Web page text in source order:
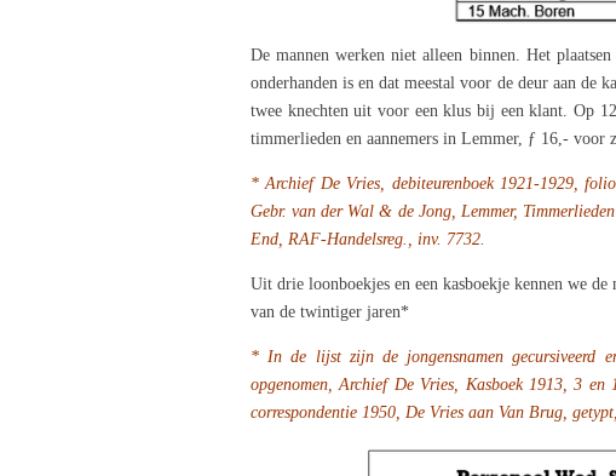
De mannen werken niet alleen binnen. Het
onderhanden is en dat meestal voor de deur aan de
twee knechten uit voor een klus bij een klant. Op
timmerlieden en aannemers in Lemmer, ƒ 16,- voor
* Archief De Vries, debiteurenboek 1921-1929,
Gebr. van der Wal & de Jong, Lemmer, Timmerlieden
End, RAF-Handelsreg., inv. 7732.
Uit drie loonboekjes en een kasboekje kennen we
van de twintiger jaren*
* In de lijst zijn de jongensnamen gecursiveerd
opgenomen, Archief De Vries, Kasboek 1913, 3 en
correspondentie 1950, De Vries aan Van Brug,